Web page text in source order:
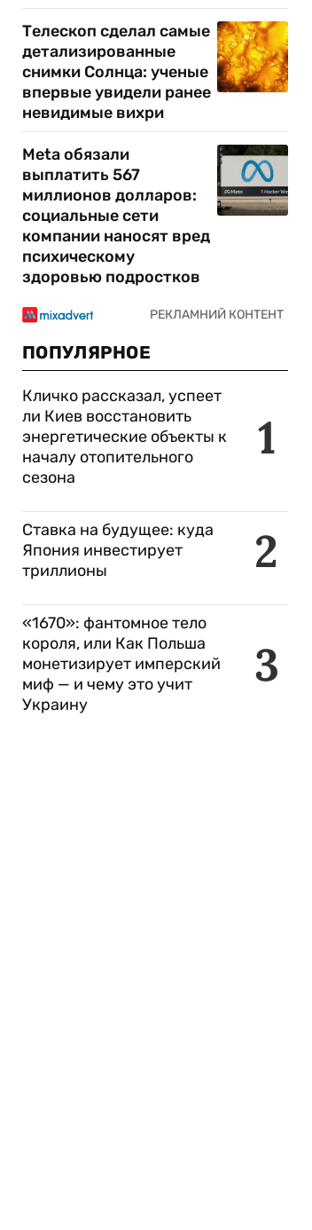
Телескоп сделал самые
детализированные
снимки Солнца: ученые
впервые увидели ранее
невидимые вихри
Meta обязали
выплатить 567
миллионов долларов:
социальные сети
компании наносят вред
психическому
здоровью подростков
ПОПУЛЯРНОЕ
1
Кличко рассказал, успеет
ли Киев восстановить
энергетические объекты к
началу отопительного
сезона
2
Ставка на будущее: куда
Япония инвестирует
триллионы
3
«1670»: фантомное тело
короля, или Как Польша
монетизирует имперский
миф — и чему это учит
Украину